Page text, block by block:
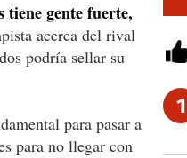
tiene gente fuerte,
acerca del rival
podría sellar su
para pasar a
para no llegar con
1